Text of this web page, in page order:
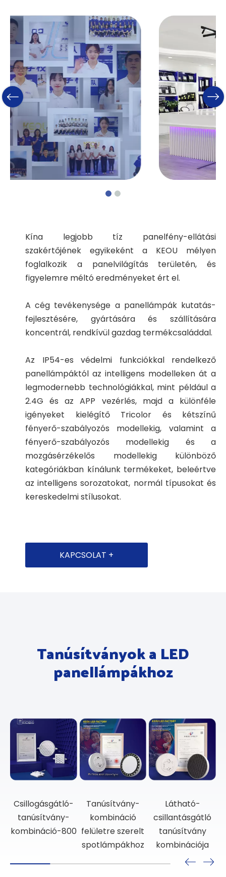
Kína legjobb tíz panelfény-ellátási
szakértőjének egyikeként a KEOU mélyen
foglalkozik a panelvilágítás területén, és
figyelemre méltó eredményeket ért el.
A cég tevékenysége a panellámpák kutatás-
fejlesztésére, gyártására és szállítására
koncentrál, rendkívül gazdag termékcsaláddal.
Az IP54-es védelmi funkciókkal rendelkező
panellámpáktól az intelligens modelleken át a
legmodernebb technológiákkal, mint például a
2.4G és az APP vezérlés, majd a különféle
igényeket kielégítő Tricolor és kétszínű
fényerő-szabályozós modellekig, valamint a
fényerő-szabályozós modellekig és a
mozgásérzékelős modellekig különböző
kategóriákban kínálunk termékeket, beleértve
az intelligens sorozatokat, normál típusokat és
kereskedelmi stílusokat.
KAPCSOLAT +
Tanúsítványok a LED
panellámpákhoz
Tanúsítvány-
kombináció
felületre szerelt
Látható-
csillantásgátló
tanúsítvány
kombinációja
Végtelen-
tanúsítvány-